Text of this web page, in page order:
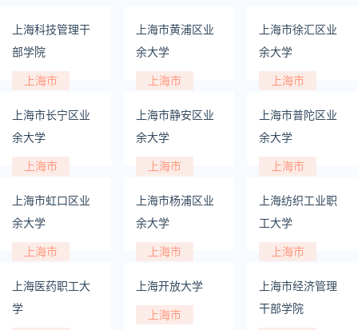
上海科技管理干
部学院
上海市
上海市黄浦区业
余大学
上海市
上海市徐汇区业
余大学
上海市
上海市长宁区业
余大学
上海市
上海市静安区业
余大学
上海市
上海市普陀区业
余大学
上海市
上海市虹口区业
余大学
上海市
上海市杨浦区业
余大学
上海市
上海纺织工业职
工大学
上海市
上海医药职工大
学
上海开放大学
上海市
上海市经济管理
干部学院